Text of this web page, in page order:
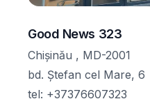
Good News 323
Chișinău , MD-2001
bd. Ștefan cel Mare, 6
tel: +37376607323